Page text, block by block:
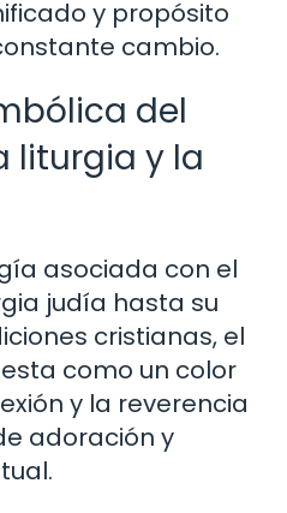
y propósito
cambio.
del
liturgia y la
asociada con el
judía hasta su
cristianas, el
como un color
y la reverencia
adoración y